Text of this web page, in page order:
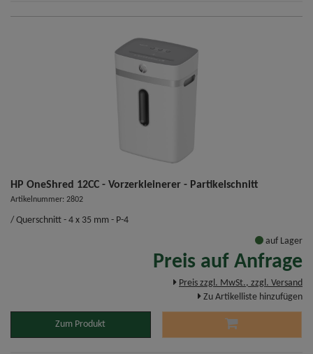
HP OneShred 12CC - Vorzerkleinerer - Partikelschnitt
Artikelnummer: 2802
/ Querschnitt - 4 x 35 mm - P-4
auf Lager
Preis auf Anfrage
Preis zzgl. MwSt., zzgl. Versand
Zu Artikelliste hinzufügen
Zum Produkt